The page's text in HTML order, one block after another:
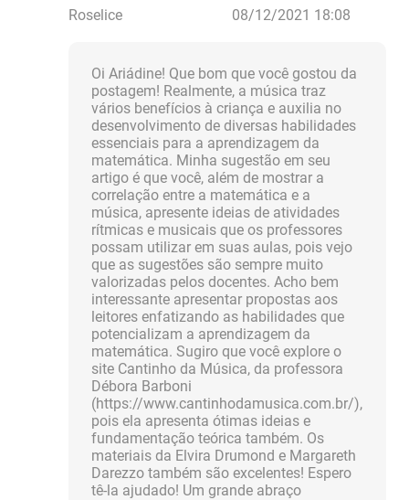
Roselice 08/12/2021 18:08
Oi Ariádine! Que bom que você gostou da
postagem! Realmente, a música traz
vários benefícios à criança e auxilia no
desenvolvimento de diversas habilidades
essenciais para a aprendizagem da
matemática. Minha sugestão em seu
artigo é que você, além de mostrar a
correlação entre a matemática e a
música, apresente ideias de atividades
rítmicas e musicais que os professores
possam utilizar em suas aulas, pois vejo
que as sugestões são sempre muito
valorizadas pelos docentes. Acho bem
interessante apresentar propostas aos
leitores enfatizando as habilidades que
potencializam a aprendizagem da
matemática. Sugiro que você explore o
site Cantinho da Música, da professora
Débora Barboni
(https://www.cantinhodamusica.com.br/),
pois ela apresenta ótimas ideias e
fundamentação teórica também. Os
materiais da Elvira Drumond e Margareth
Darezzo também são excelentes! Espero
tê-la ajudado! Um grande abraço